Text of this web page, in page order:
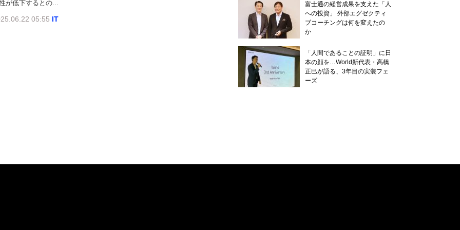
が低下するとの...
05:55 IT
富士通の経営成果を支えた「人
への投資」 外部エグゼクティ
ブコーチングは何を変えたの
か
「人間であることの証明」に日
本の顔を…World新代表・高橋
正巳が語る、3年目の実装フェ
ーズ